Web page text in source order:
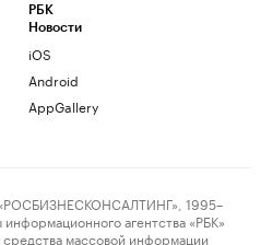
РБК
Новости
iOS
Android
AppGallery
1995–
агентства «РБК»
массовой информации